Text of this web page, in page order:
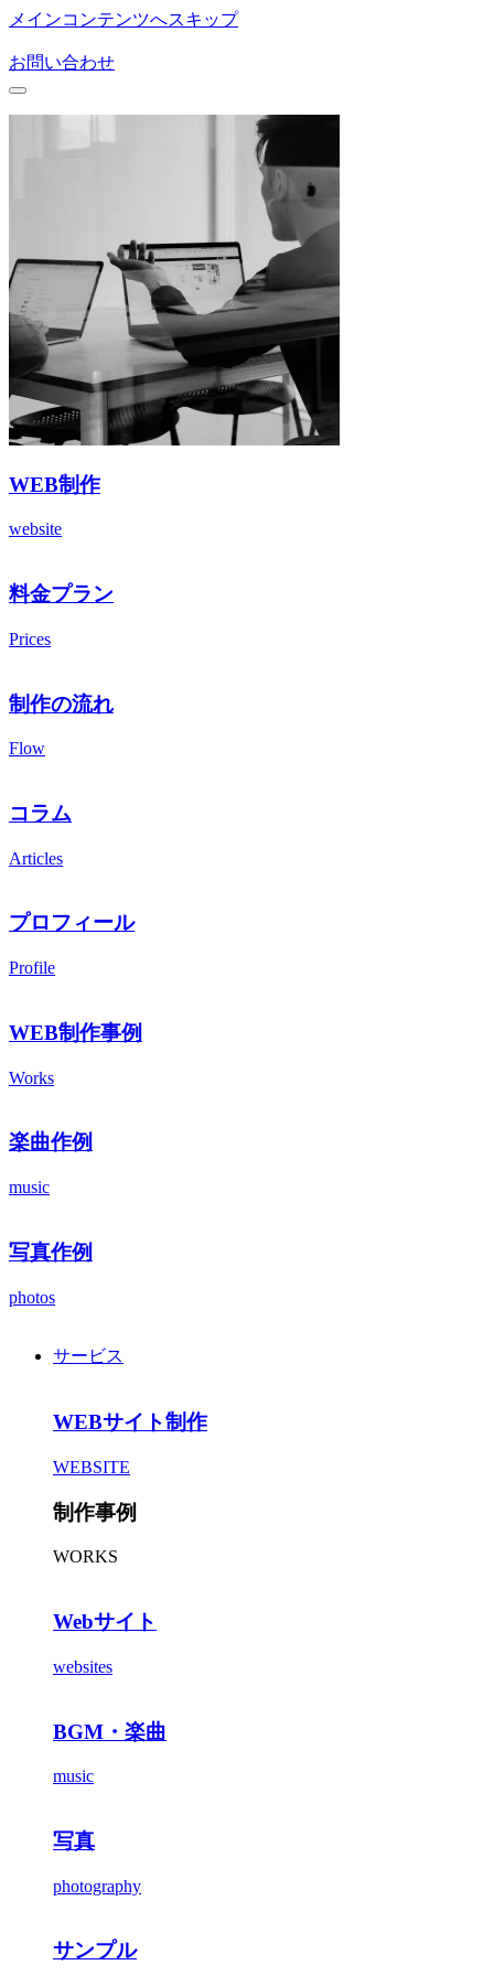
メインコンテンツへスキップ
お問い合わせ
WEB制作
website
料金プラン
Prices
制作の流れ
Flow
コラム
Articles
プロフィール
Profile
WEB制作事例
Works
楽曲作例
music
写真作例
photos
サービス
WEBサイト制作
WEBSITE
制作事例
WORKS
Webサイト
websites
BGM・楽曲
music
写真
photography
サンプル